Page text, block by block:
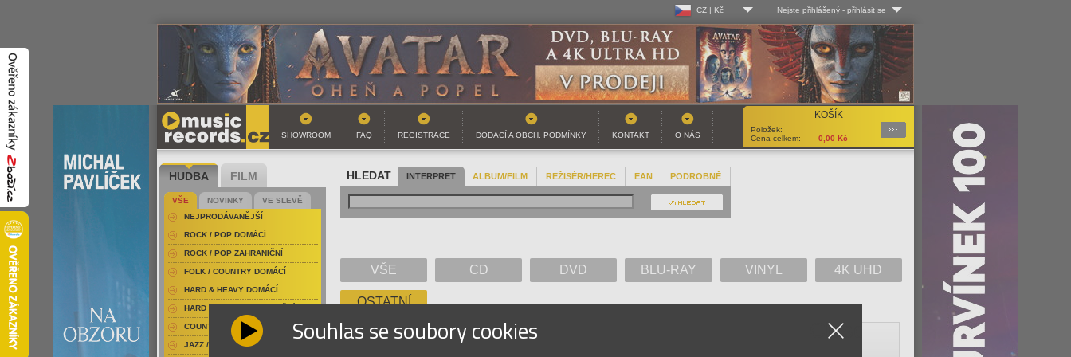
CZ | Kč
CZ | Kč
SK | EUR
Nejste přihlášený - přihlásit se
Log-in
Uživ. jméno:
Heslo:
Registrace
KOŠÍK
Položek:
Cena celkem:
0,00 Kč
Podrobnosti
SHOWROOM
FAQ REGISTRACE DODACÍ A OBCH. PODMÍNKY KONTAKT O NÁS
HLEDAT INTERPRET ALBUM/FILM REŽISÉR/HEREC EAN PODROBNĚ
VŠE CD DVD BLU-RAY VINYL 4K UHD
OSTATNÍ
G
HUDBA FILM
VŠE NOVINKY
VE SLEVĚ
NEJPRODÁVANĚJŠÍ
ROCK / POP DOMÁCÍ
ROCK / POP ZAHRANIČNÍ
FOLK / COUNTRY DOMÁCÍ
HARD & HEAVY DOMÁCÍ
HARD & HEAVY ZAHRANIČNÍ
COUNTRY
JAZZ / BLUES Souhlas se soubory cookies Close